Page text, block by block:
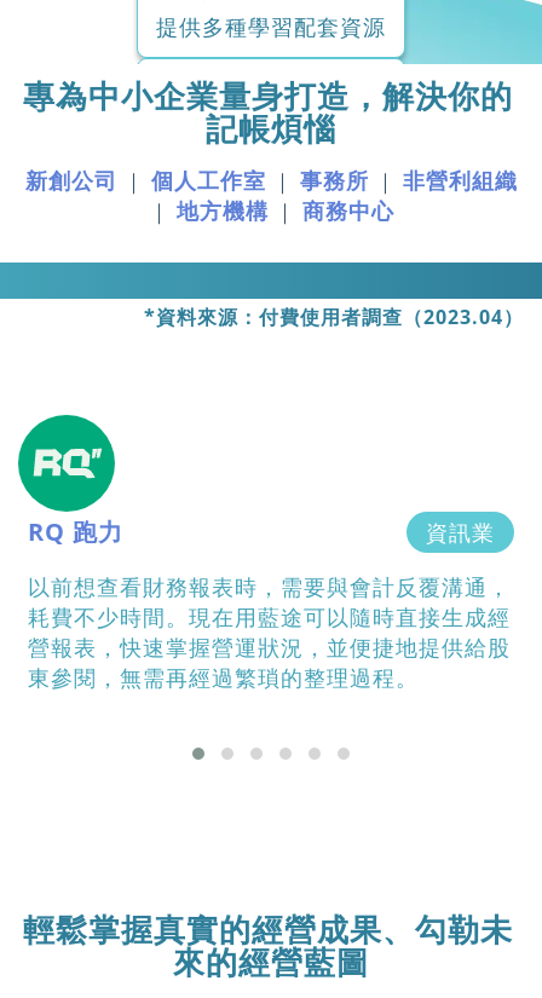
提供多種學習配套資源
雲端工具
連上網路即可操作
通過ISO27001
國際資安標準驗證
專為中小企業量身打造， 解決你的
記帳煩惱
新創公司 ｜ 個人工作室 ｜ 事務所 ｜ 非營利組織
｜ 地方機構 ｜ 商務中心
*資料來源：付費使用者調查（2023.04）
資訊業
溝通，
生成經
供給股
分別管理各自的現金帳戶，又能將多家
清晰掌控在同一個平台上，大幅提升了
明度和準確性。
輕鬆掌握真實的經營成果、 勾勒未
來的經營藍圖